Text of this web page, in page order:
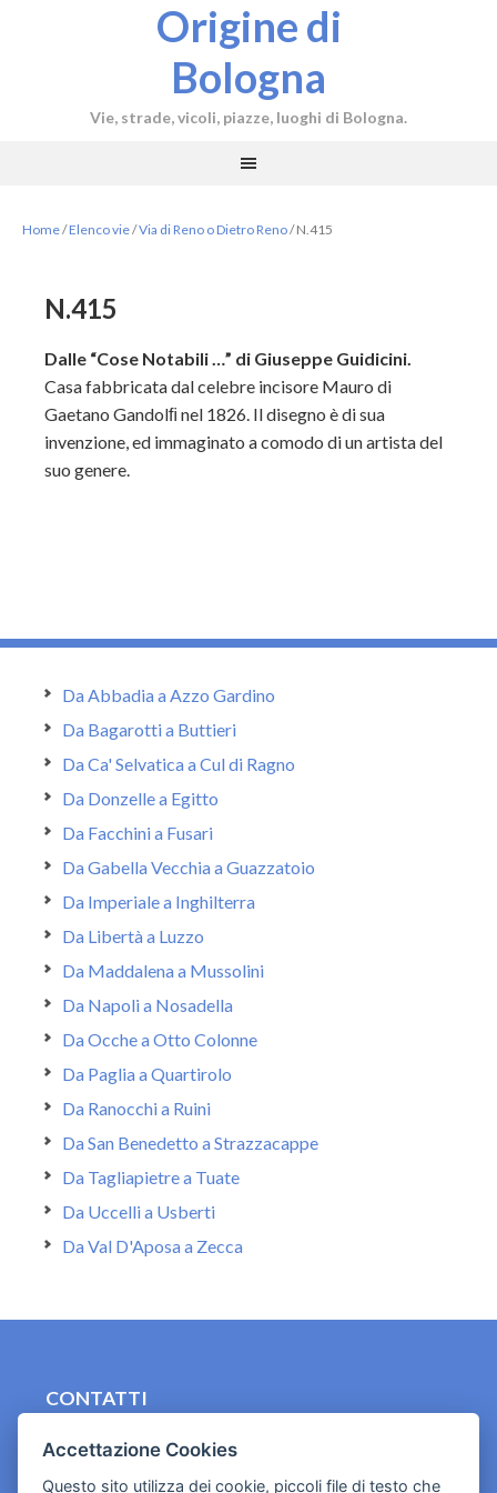
Origine di
Bologna
Vie, strade, vicoli, piazze, luoghi di Bologna.
Home/Elenco vie/Via di Reno o Dietro Reno/N.415
N.415
Dalle “Cose Notabili …” di Giuseppe Guidicini.
Casa fabbricata dal celebre incisore Mauro di
Gaetano Gandolﬁ nel 1826. Il disegno è di sua
invenzione, ed immaginato a comodo di un artista del
suo genere.
Da Abbadia a Azzo Gardino
Da Bagarotti a Buttieri
Da Ca' Selvatica a Cul di Ragno
Da Donzelle a Egitto
Da Facchini a Fusari
Da Gabella Vecchia a Guazzatoio
Da Imperiale a Inghilterra
Da Libertà a Luzzo
Da Maddalena a Mussolini
Da Napoli a Nosadella
Da Ocche a Otto Colonne
Da Paglia a Quartirolo
Da Ranocchi a Ruini
Da San Benedetto a Strazzacappe
Da Tagliapietre a Tuate
Da Uccelli a Usberti
Da Val D'Aposa a Zecca
CONTATTI
Cookies e informativa privacy
Accettazione Cookies
Questo sito utilizza dei cookie, piccoli file di testo che